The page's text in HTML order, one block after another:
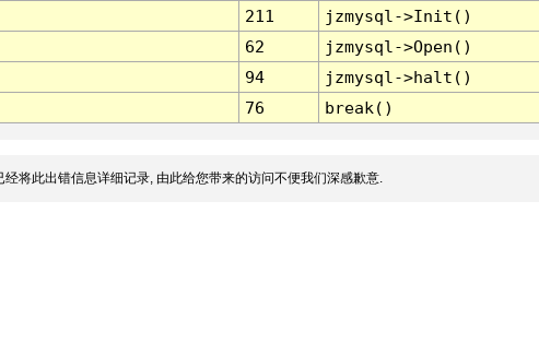
211
jzmysql->Init()
62
jzmysql->Open()
94
jzmysql->halt()
76 break()
将此出错信息详细记录, 由此给您带来的访问不便我们深感歉意.